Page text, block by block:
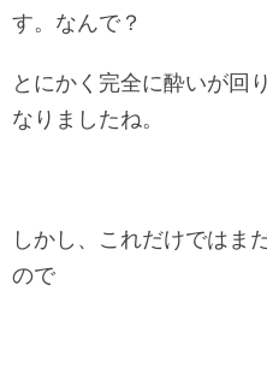
す。なんで？
とにかく完全に酔いが回
なりましたね。
しかし、これだけではまだ
ので